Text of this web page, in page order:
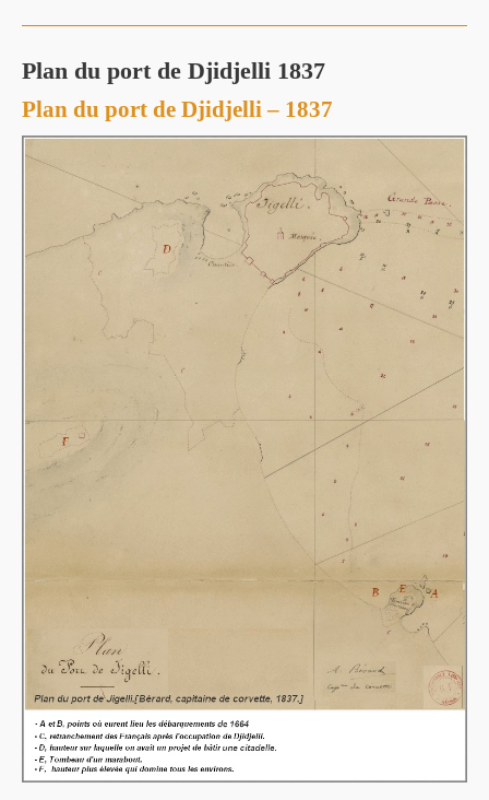
Plan du port de Djidjelli 1837
Plan du port de Djidjelli – 1837